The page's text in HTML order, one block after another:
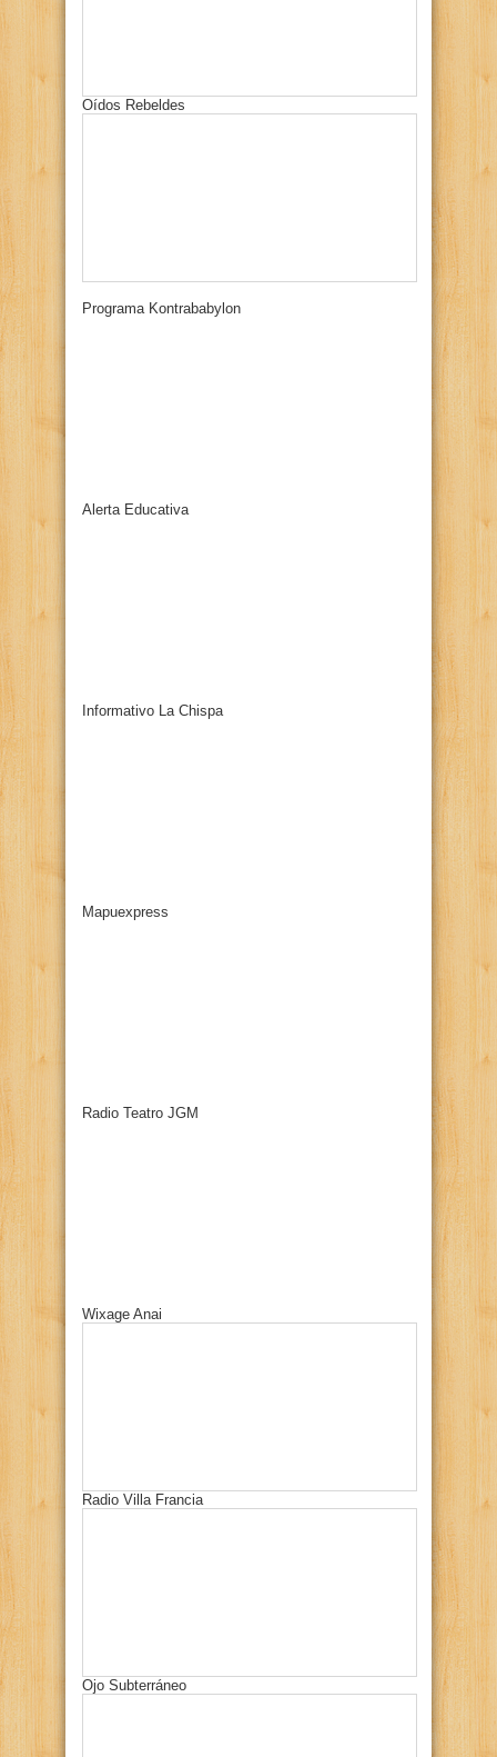
Oídos Rebeldes
Programa Kontrababylon
Alerta Educativa
Informativo La Chispa
Mapuexpress
Radio Teatro JGM
Wixage Anai
Radio Villa Francia
Ojo Subterráneo